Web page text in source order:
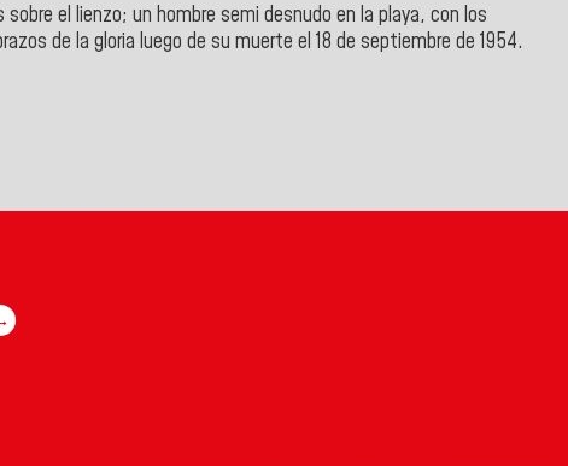
el lienzo; un hombre semi desnudo en la playa, con los
de la gloria luego de su muerte el 18 de septiembre de 1954.